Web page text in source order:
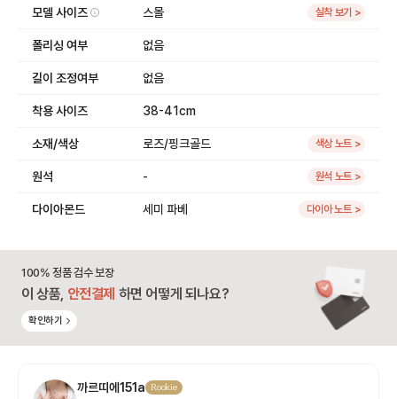
모델 사이즈 스몰 실착 보기 >
폴리싱 여부 없음
길이 조정여부 없음
착용 사이즈 38-41cm
소재/색상 로즈/핑크골드 색상 노트 >
원석 - 원석 노트 >
다이아몬드 세미 파베 다이아 노트 >
100% 정품 검수 보장
이 상품, 안전결제 하면 어떻게 되나요?
확인하기
까르띠에151a Rookie